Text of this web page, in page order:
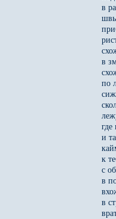
в
в
по
и
к
с
в
в